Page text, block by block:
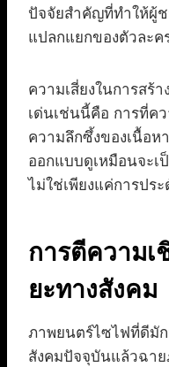
ปัจจัยสำคัญที่ทำให้ผู้ช
แปลกแยกของตัวละค
ความเสี่ยงในการสร้
เด่นเช่นนี้คือ การที่ค
ความลึกซึ้งของเนื้อห
ออกแบบดูเหมือนจะเ
ไม่ใช่เพียงแค่การปร
การตีความ
ยะทางสังคม
ภาพยนตร์ไซไฟที่ดีมัก
สังคมปัจจุบันแล้วฉา